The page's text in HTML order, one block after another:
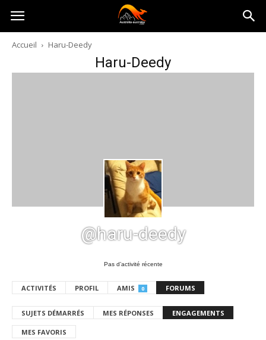
Australia-
australie.com
Accueil Haru-Deedy
Haru-Deedy
@haru-deedy
Pas d’activité récente
ACTIVITÉS PROFIL AMIS 0 FORUMS
SUJETS DÉMARRÉS MES RÉPONSES ENGAGEMENTS
MES FAVORIS